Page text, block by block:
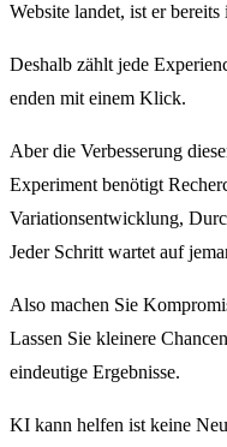
Website landet, ist er
Deshalb zählt jede
enden mit einem Klick.
Aber die Verbesserung
Experiment benötigt
Variationsentwicklung,
Jeder Schritt wartet auf
Also machen Sie
Lassen Sie kleinere
eindeutige Ergebnisse.
KI kann helfen ist keine